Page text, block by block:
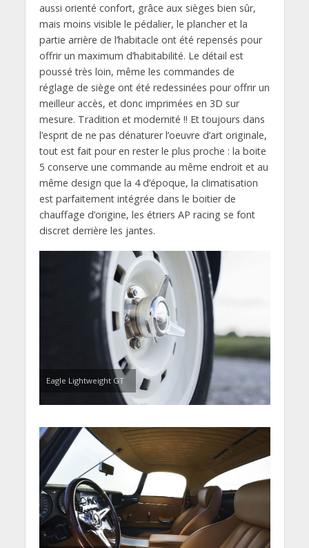
aussi orienté confort, grâce aux sièges bien sûr,
mais moins visible le pédalier, le plancher et la
partie arrière de l’habitacle ont été repensés pour
offrir un maximum d’habitabilité. Le détail est
poussé très loin, même les commandes de
réglage de siège ont été redessinées pour offrir un
meilleur accès, et donc imprimées en 3D sur
mesure. Tradition et modernité !! Et toujours dans
l’esprit de ne pas dénaturer l’oeuvre d’art originale,
tout est fait pour en rester le plus proche : la boite
5 conserve une commande au même endroit et au
même design que la 4 d’époque, la climatisation
est parfaitement intégrée dans le boitier de
chauffage d’origine, les étriers AP racing se font
discret derrière les jantes.
Eagle Lightweight GT